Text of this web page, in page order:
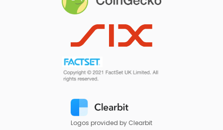
Logos provided by Clearbit